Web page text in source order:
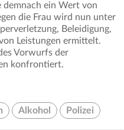
ein Wert von
die Frau wird nun unter
Beleidigung,
Leistungen ermittelt.
Vorwurfs der
konfrontiert.
Alkohol Polizei